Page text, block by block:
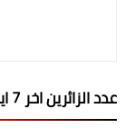
عدد الزائرين اخر 7 ايام